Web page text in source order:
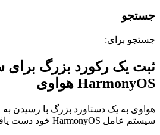
جستجو
جستجو برای:
ثبت یک رکورد بزرگ
HarmonyOS هواوی
سیستم‌ عامل HarmonyOS خود دست یافته است.